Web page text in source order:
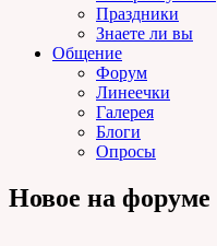
Праздники
Знаете ли вы
Общение
Форум
Линеечки
Галерея
Блоги
Опросы
Новое на форуме